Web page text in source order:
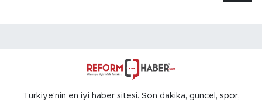
Türkiye'nin en iyi haber sitesi. Son dakika, güncel, spor,